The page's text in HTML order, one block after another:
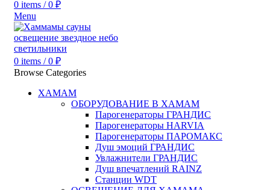
0 items / 0 ₽
Menu
0 items / 0 ₽
Browse Categories
ХАМАМ
ОБОРУДОВАНИЕ В ХАМАМ
Парогенераторы ГРАНДИС
Парогенераторы HARVIA
Парогенераторы ПАРОМАКС
Душ эмоций ГРАНДИС
Увлажнители ГРАНДИС
Душ впечатлений RAINZ
Станции WDT